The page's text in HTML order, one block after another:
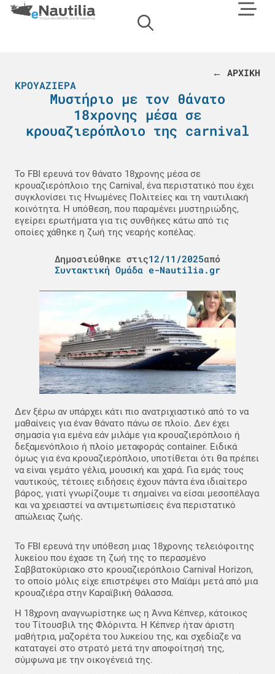
← ΑΡΧΙΚΗ
ΚΡΟΥΑΖΙΈΡΑ
Μυστήριο με τον θάνατο
18χρονης μέσα σε
κρουαζιερόπλοιο της carnival
Το FBI ερευνά τον θάνατο 18χρονης μέσα σε
κρουαζιερόπλοιο της Carnival, ένα περιστατικό που έχει
συγκλονίσει τις Ηνωμένες Πολιτείες και τη ναυτιλιακή
κοινότητα. Η υπόθεση, που παραμένει μυστηριώδης,
εγείρει ερωτήματα για τις συνθήκες κάτω από τις
οποίες χάθηκε η ζωή της νεαρής κοπέλας.
Δημοσιεύθηκε στις12/11/2025από
Συντακτική Ομάδα e-Nautilia.gr
Δεν ξέρω αν υπάρχει κάτι πιο ανατριχιαστικό από το να
μαθαίνεις για έναν θάνατο πάνω σε πλοίο. Δεν έχει
σημασία για εμένα εάν μιλάμε για κρουαζιερόπλοιο ή
δεξαμενόπλοιο ή πλοίο μεταφοράς container. Ειδικά
όμως για ένα κρουαζιερόπλοιο, υποτίθεται ότι θα πρέπει
να είναι γεμάτο γέλια, μουσική και χαρά. Για εμάς τους
ναυτικούς, τέτοιες ειδήσεις έχουν πάντα ένα ιδιαίτερο
βάρος, γιατί γνωρίζουμε τι σημαίνει να είσαι μεσοπέλαγα
και να χρειαστεί να αντιμετωπίσεις ένα περιστατικό
απώλειας ζωής.
Το FBI ερευνά την υπόθεση μιας 18χρονης τελειόφοιτης
λυκείου που έχασε τη ζωή της το περασμένο
Σαββατοκύριακο στο κρουαζιερόπλοιο Carnival Horizon,
το οποίο μόλις είχε επιστρέψει στο Μαϊάμι μετά από μια
κρουαζιέρα στην Καραϊβική Θάλασσα.
Η 18χρονη αναγνωρίστηκε ως η Άννα Κέπνερ, κάτοικος
του Τίτουσβιλ της Φλόριντα. Η Κέπνερ ήταν άριστη
μαθήτρια, μαζορέτα του λυκείου της, και σχεδίαζε να
καταταγεί στο στρατό μετά την αποφοίτησή της,
σύμφωνα με την οικογένειά της.